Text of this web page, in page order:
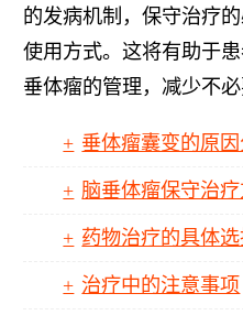
的发病机制，保守治疗
使用方式。这将有助于
垂体瘤的管理，减少不必
垂体瘤囊变的原
脑垂体瘤保守治
药物治疗的具体
治疗中的注意事项